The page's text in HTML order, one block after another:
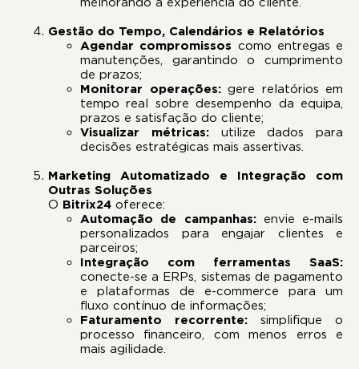
Gestão do Tempo, Calendários e Relatórios
Agendar compromissos como entregas e
manutenções, garantindo o cumprimento
de prazos;
Monitorar operações:gere relatórios em
tempo real sobre desempenho da equipa,
prazos e satisfação do cliente;
Visualizar métricas:utilize dados para
decisões estratégicas mais assertivas.
Marketing Automatizado e Integração com
Outras Soluções
O Bitrix24 oferece:
Automação de campanhas:envie e-mails
personalizados para engajar clientes e
parceiros;
Integração com ferramentas SaaS:
conecte-se a ERPs, sistemas de pagamento
e plataformas de e-commerce para um
fluxo contínuo de informações;
Faturamento recorrente: simplifique o
processo financeiro, com menos erros e
mais agilidade.